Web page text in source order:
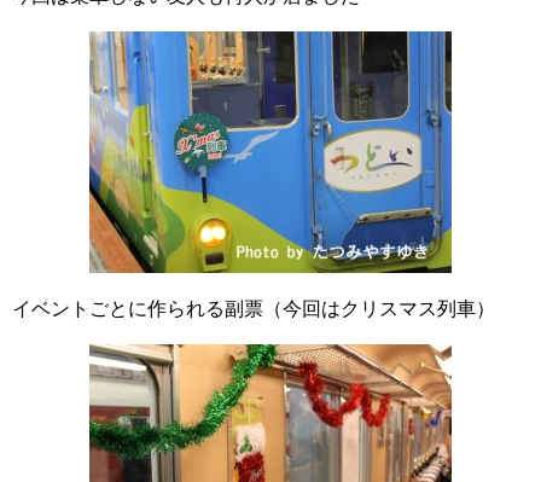
イベントごとに作られる副票（今回はクリスマス列車）